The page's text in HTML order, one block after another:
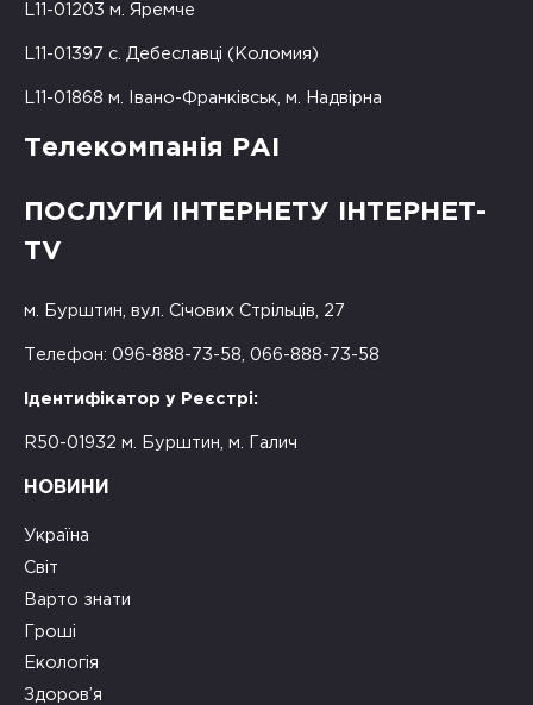
L11-01203 м. Яремче
L11-01397 с. Дебеславці (Коломия)
L11-01868 м. Івано-Франківськ, м. Надвірна
Телекомпанія РАІ
ПОСЛУГИ ІНТЕРНЕТУ ІНТЕРНЕТ-
TV
м. Бурштин, вул. Січових Стрільців, 27
Телефон: 096-888-73-58, 066-888-73-58
Ідентифікатор у Реєстрі:
R50-01932 м. Бурштин, м. Галич
НОВИНИ
Україна
Світ
Варто знати
Гроші
Екологія
Здоров’я